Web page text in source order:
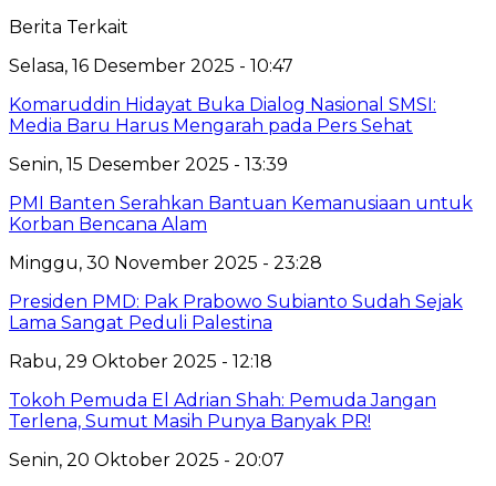
Berita Terkait
Selasa, 16 Desember 2025 - 10:47
Komaruddin Hidayat Buka Dialog Nasional SMSI:
Media Baru Harus Mengarah pada Pers Sehat
Senin, 15 Desember 2025 - 13:39
PMI Banten Serahkan Bantuan Kemanusiaan untuk
Korban Bencana Alam
Minggu, 30 November 2025 - 23:28
Presiden PMD: Pak Prabowo Subianto Sudah Sejak
Lama Sangat Peduli Palestina
Rabu, 29 Oktober 2025 - 12:18
Tokoh Pemuda El Adrian Shah: Pemuda Jangan
Terlena, Sumut Masih Punya Banyak PR!
Senin, 20 Oktober 2025 - 20:07